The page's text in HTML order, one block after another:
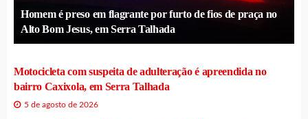
Homem é preso em flagrante por furto de fios de praça no
Alto Bom Jesus, em Serra Talhada
Motocicleta com suspeita de adulteração é apreendida no
bairro Caxixola, em Serra Talhada
5 de agosto de 2026